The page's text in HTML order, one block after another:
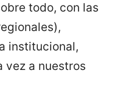
todo, con las
institucional,
vez a nuestros